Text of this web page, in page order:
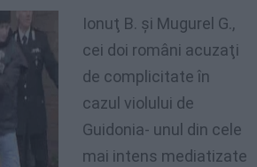
Ionuţ B. şi Mugurel G.,
cei doi români acuzaţi
de complicitate în
cazul violului de
Guidonia- unul din cele
mai intens mediatizate